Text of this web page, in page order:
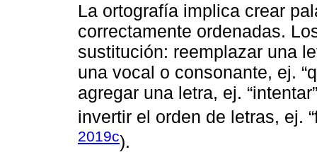
La ortografía implica crear
correctamente ordenadas.
sustitución: reemplazar una
una vocal o consonante, ej.
agregar una letra, ej.
invertir el orden de letras, ej.
2019c).